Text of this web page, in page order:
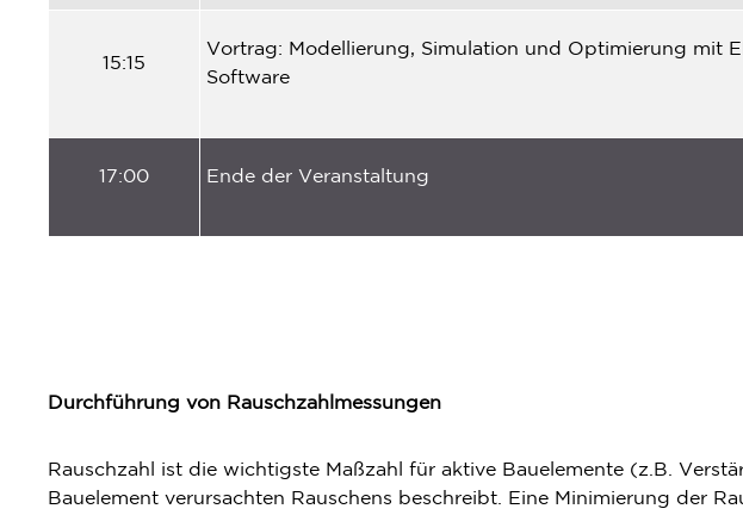
15:15
Vortrag: Modellierung, Simulation und Optimierung mit
Software
17:00 Ende der Veranstaltung
Durchführung von Rauschzahlmessungen
Rauschzahl ist die wichtigste Maßzahl für aktive Bauelemente (z.B.
Bauelement verursachten Rauschens beschreibt. Eine Minimierung der